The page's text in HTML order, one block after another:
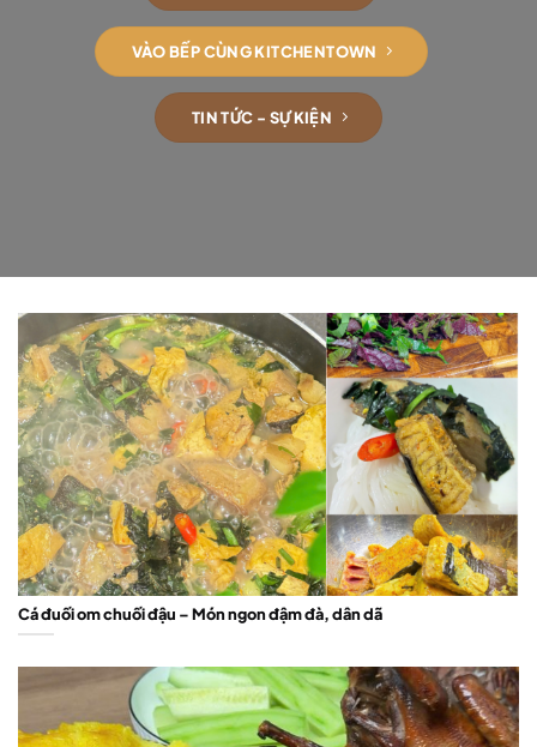
VÀO BẾP CÙNG KITCHENTOWN
TIN TỨC - SỰ KIỆN
Cá đuối om chuối đậu – Món ngon đậm đà, dân dã